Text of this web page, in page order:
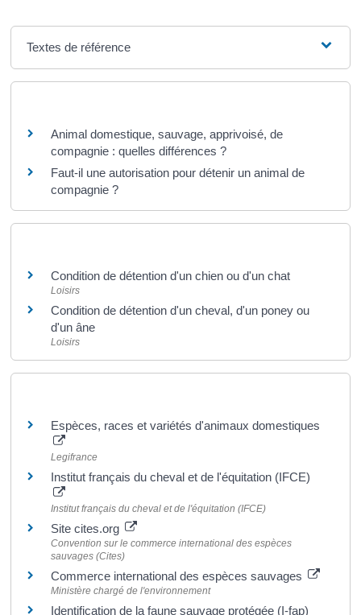
Textes de référence
Animal domestique, sauvage, apprivoisé, de
compagnie : quelles différences ?
Faut-il une autorisation pour détenir un animal de
compagnie ?
Condition de détention d'un chien ou d'un chat
Loisirs
Condition de détention d'un cheval, d'un poney ou
d'un âne
Loisirs
Espèces, races et variétés d'animaux domestiques
Legifrance
Institut français du cheval et de l'équitation (IFCE)
Institut français du cheval et de l'équitation (IFCE)
Site cites.org
Convention sur le commerce international des espèces
sauvages (Cites)
Commerce international des espèces sauvages
Ministère chargé de l'environnement
Identification de la faune sauvage protégée (I-fap)